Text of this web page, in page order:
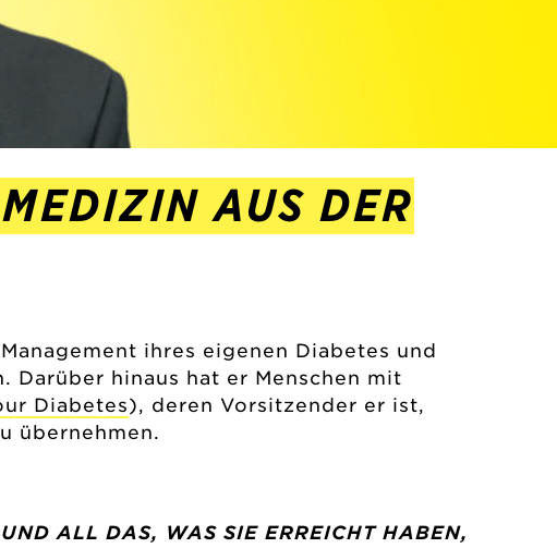
AUS DER
ihres eigenen Diabetes und
hinaus hat er Menschen mit
Diabetes), deren Vorsitzender er ist,
übernehmen.
ALL DAS, WAS SIE ERREICHT HABEN,